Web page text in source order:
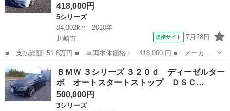
418,000円
5シリーズ
84,302km
2010年
川崎市
提携サイト 7月28日
■ 支払総額: 51.8万円 ■ 車両本体価格： 418,000 円 ■ メーカー
名： ＢＭＷ ■ 車種名： ５シリーズ ■ グレード名： ５２３ｉ
ツーリング スマートキー プッシュスタート パワーシート ＨＤ
Ｄナビ パワ...
神奈川 川崎市
ＢＭＷ ３シリーズ ３２０ｄ ディーゼルター
ボ オートスタートストップ ＤＳＣ…
500,000円
3シリーズ